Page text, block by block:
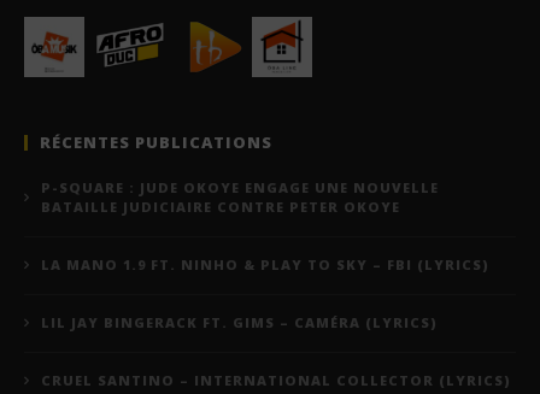
RÉCENTES PUBLICATIONS
P-SQUARE : JUDE OKOYE ENGAGE UNE NOUVELLE
BATAILLE JUDICIAIRE CONTRE PETER OKOYE
LA MANO 1.9 FT. NINHO & PLAY TO SKY – FBI (LYRICS)
LIL JAY BINGERACK FT. GIMS – CAMÉRA (LYRICS)
CRUEL SANTINO – INTERNATIONAL COLLECTOR (LYRICS)